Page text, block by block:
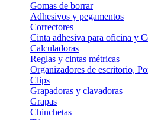
Gomas de borrar
Adhesivos y pegamentos
Correctores
Cinta adhesiva para oficina y
Calculadoras
Reglas y cintas métricas
Organizadores de escritorio,
Clips
Grapadoras y clavadoras
Grapas
Chinchetas